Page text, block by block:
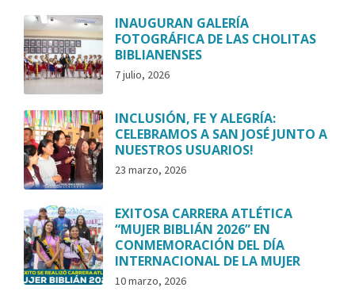
INAUGURAN GALERÍA
FOTOGRÁFICA DE LAS CHOLITAS
BIBLIANENSES
7 julio, 2026
INCLUSIÓN, FE Y ALEGRÍA:
CELEBRAMOS A SAN JOSÉ JUNTO A
NUESTROS USUARIOS!
23 marzo, 2026
EXITOSA CARRERA ATLÉTICA
“MUJER BIBLIÁN 2026” EN
CONMEMORACIÓN DEL DÍA
INTERNACIONAL DE LA MUJER
10 marzo, 2026